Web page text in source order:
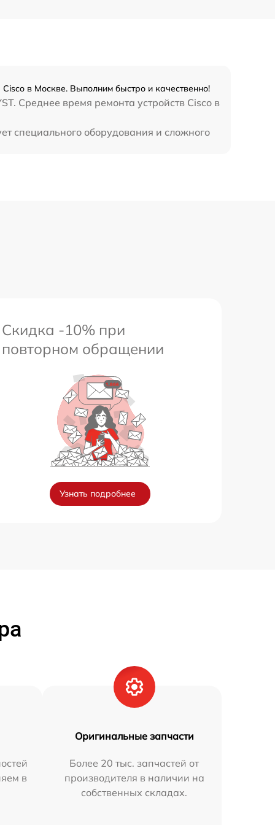
в Москве. Выполним быстро и качественно!
Среднее время ремонта устройств Cisco в
специального оборудования и сложного
Скидка -10% при
повторном обращении
Узнать подробнее
в
Оригинальные запчасти
Более 20 тыс. запчастей от
производителя в наличии на
собственных складах.